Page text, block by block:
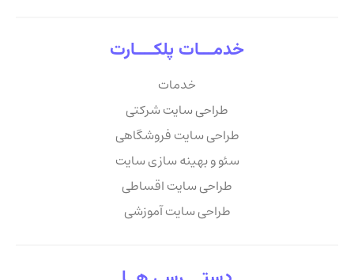
خدمـــات پلکــــارت
خدمات
طراحی سایت شرکتی
طراحی سایت فروشگاهی
سئو و بهینه سازی سایت
طراحی سایت اقساطی
طراحی سایت آموزشی